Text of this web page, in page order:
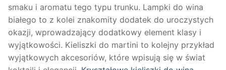
smaku i aromatu tego typu trunku. Lampki do wina
białego to z kolei znakomity dodatek do uroczystych
okazji, wprowadzający dodatkowy element klasy i
wyjątkowości. Kieliszki do martini to kolejny przykład
wyjątkowych akcesoriów, które wpisują się w świat